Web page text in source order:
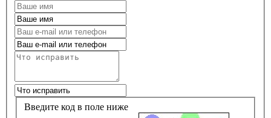
Введите код в поле ниже